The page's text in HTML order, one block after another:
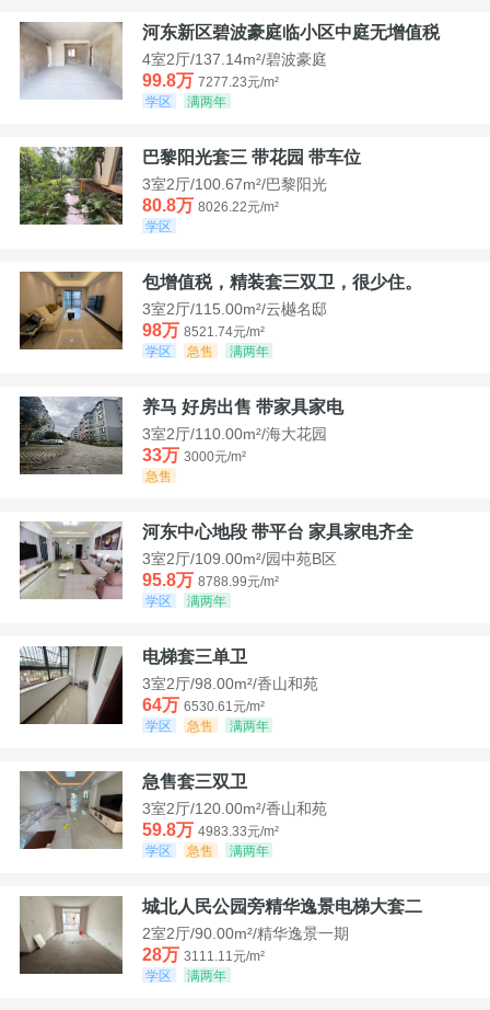
河东新区碧波豪庭临小区中庭无增值税
4室2厅/137.14m²/碧波豪庭
99.8万 7277.23元/m²
学区
满两年
巴黎阳光套三 带花园 带车位
3室2厅/100.67m²/巴黎阳光
80.8万 8026.22元/m²
学区
包增值税，精装套三双卫，很少住。
3室2厅/115.00m²/云樾名邸
98万 8521.74元/m²
学区
急售 满两年
养马 好房出售 带家具家电
3室2厅/110.00m²/海大花园
33万 3000元/m²
急售
河东中心地段 带平台 家具家电齐全
3室2厅/109.00m²/园中苑B区
95.8万 8788.99元/m²
学区
满两年
电梯套三单卫
3室2厅/98.00m²/香山和苑
64万 6530.61元/m²
学区
急售 满两年
急售套三双卫
3室2厅/120.00m²/香山和苑
59.8万 4983.33元/m²
学区
急售 满两年
城北人民公园旁精华逸景电梯大套二
2室2厅/90.00m²/精华逸景一期
28万 3111.11元/m²
学区
满两年